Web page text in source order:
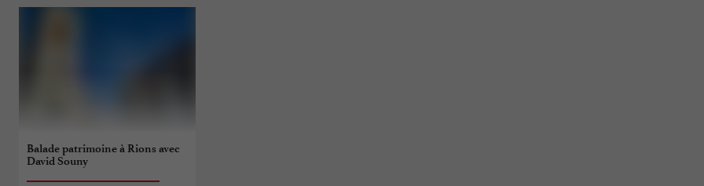
Balade patrimoine à Rions avec
David Souny